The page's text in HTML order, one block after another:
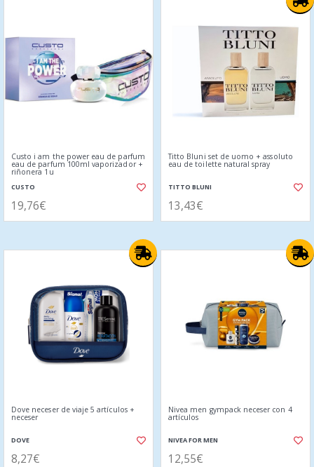
Custo i am the power eau de parfum
eau de parfum 100ml vaporizador +
riñonera 1u
CUSTO
19,76€
Titto Bluni set de uomo + assoluto
eau de toilette natural spray
TITTO BLUNI
13,43€
Dove neceser de viaje 5 artículos +
neceser
DOVE
8,27€
Nivea men gympack neceser con 4
artículos
NIVEA FOR MEN
12,55€